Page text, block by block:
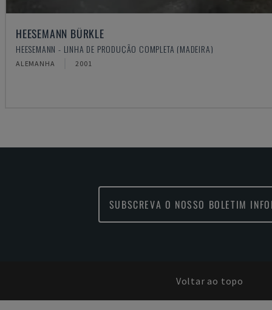
HEESEMANN BÜRKLE
HEESEMANN - LINHA DE PRODUÇÃO COMPLETA (MADEIRA)
ALEMANHA 2001
SUBSCREVA O NOSSO BOLETIM
Voltar ao topo